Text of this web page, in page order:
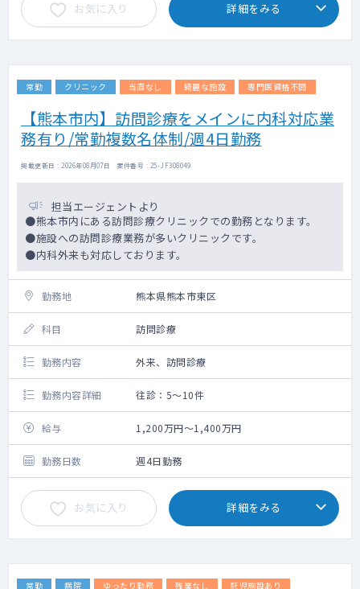
お気に入り 詳細をみる
常勤 クリニック 当直なし 綺麗な施設 専門医資格不問
【熊本市内】訪問診療をメインに内科対応業
務有り/常勤複数名体制/週4日勤務
掲載更新日 : 2026年08月07日 案件番号 : 25-JF308049
担当エージェントより
●熊本市内にある訪問診療クリニックでの勤務となります。
●施設への訪問診療業務が多いクリニックです。
●内科外来も対応しております。
勤務地 熊本県熊本市東区
科目 訪問診療
勤務内容 外来、訪問診療
勤務内容詳細 往診：5～10件
給与 1,200万円～1,400万円
勤務日数 週4日勤務
お気に入り 詳細をみる
常勤 病院 ゆったり勤務 残業なし 託児施設あり